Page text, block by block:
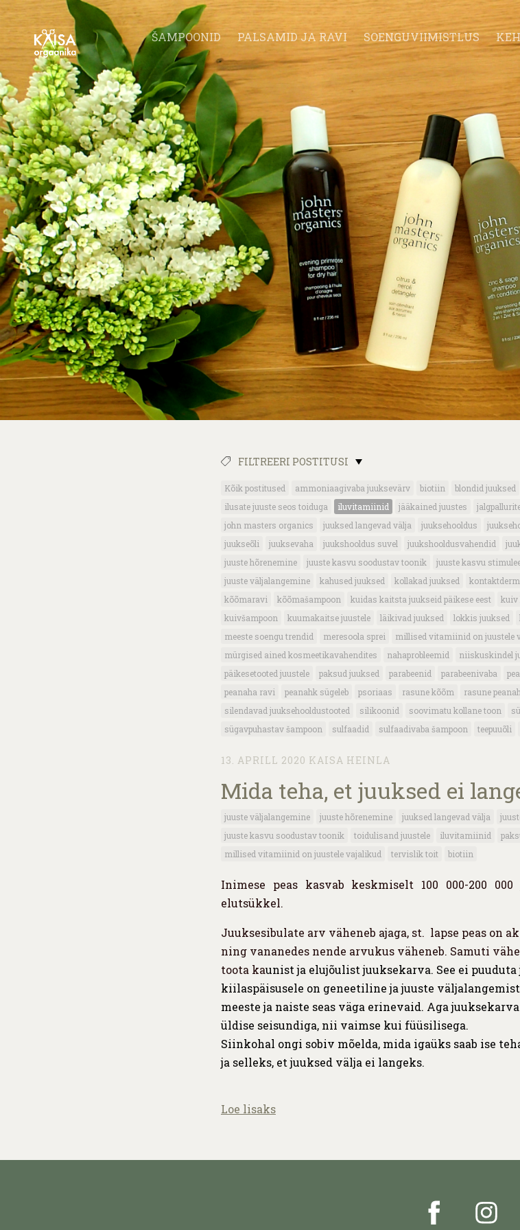
ŠAMPOONID PALSAMID JA RAVI SOENGUVIIMISTLUS
FILTREERI POSTITUSI
Kõik postitused ammoniaagivaba juuksevärv biotiin blondid juuksed
ilusate juuste seos toiduga
iluvitamiinid jääkained juustes
john masters organics
juuksed langevad välja juuksehooldus
juukseõli
juuksevaha juukshooldus suvel juukshooldusvahendid
juuste hõrenemine
juuste kasvu soodustav toonik juuste kasvu
juuste väljalangemine
kahused juuksed kollakad juuksed
kõõmaravi
kõõmašampoon kuidas kaitsta juukseid päikese eest kuiv
kuivšampoon
kuumakaitse juustele läikivad juuksed lokkis juuksed
meeste soengu trendid
meresoola sprei
millised vitamiinid on juustele
mürgised ained kosmeetikavahendites
nahaprobleemid niiskuskindel
päikesetooted juustele
paksud juuksed parabeenid parabeenivaba
peanaha ravi
peanahk sügeleb psoriaas rasune kõõm rasune
silendavad juuksehooldustooted
silikoonid soovimatu kollane toon
sügavpuhastav šampoon
sulfaadid sulfaadivaba šampoon teepuuõli
13. APRILL 2020 KAISA HEINLA
Mida teha, et juuksed ei
juuste väljalangemine juuste hõrenemine juuksed langevad välja
juuste kasvu soodustav toonik
toidulisand juustele iluvitamiinid
millised vitamiinid on juustele vajalikud
tervislik toit biotiin
Inimese peas kasvab keskmiselt 100 000-200
elutsükkel.
Juuksesibulate arv väheneb ajaga, st. lapse peas
ning vananedes nende arvukus väheneb. Samuti
toota kaunist ja elujõulist juuksekarva. See ei
kiilaspäisusele on geneetiline ja juuste
meeste ja naiste seas väga erinevaid. Aga
üldise seisundiga, nii vaimse kui füüsilisega.
Siinkohal ongi sobiv mõelda, mida igaüks saab ise
ja selleks, et juuksed välja ei langeks.
Loe lisaks